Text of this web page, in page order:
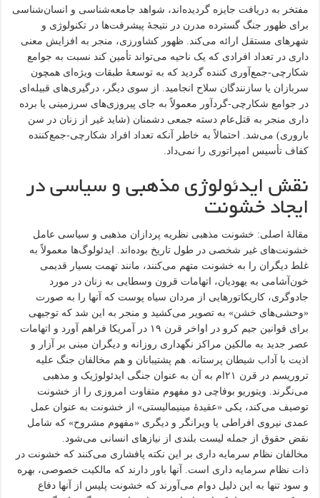
مفتخر به دریافت جایزه گردیده‌اند، شواهد جامعه‌شناسی و انسان‌شناسی
برای ظهور جنگ گسترده مدرن در نتیجهٔ پیشرفت‌ها در تکنولوژی و
شهرهای مستقل ارائه می‌کند. ظهور کشاورزی، منجر به افزایش معنی
داری در تعداد افرادی که یک ناحیه می‌تواند تأمین کند نسبت به جوامع
شکارچی-جمع‌آوری کننده گردید که به توسعهٔ طبقات ویژه‌ای همچون
سربازان یا سازنندگان سلاح انجامید. از سوی دیگر، درگیری‌های قبیله‌ای
در جوامع شکارچی-گردآور معمولاً به جای پیروزی‌های سرزمینی یا برده
داری منجر به قتل‌عام دسته جمعی دشمنان (شاید غیر از زنان در سن
باروری) می‌شد. احتمالاً به خاطر آنکه تعداد افراد شکارچی-جمع‌کننده
کفاف تأسیس امپراتوری را نمی‌داد.
نقش ایدئولوژی مذهبی و سیاسی در
ایجاد خشونت
مقالهٔ اصلی: خشونت مذهبی نظریه پردازان مذهبی و سیاسی عامل
خشونت‌های غیر شخصی در طول تاریخ بوده‌اند. ایدئولوگ‌ها معمولاً به
غلط دیگران را به خشونت متهم می‌کنند، مانند تهمت بسیار قدیمی
خون‌آشامی به یهودیان، اتهامات قرون وسطایی به زنان در مورد
جادوگری، کاریکاتورهایی از مردان سیاه پوست که آنها را به صورت
«وحشی‌های خشن» به تصویر می‌کشید و منجر به این شد که توجیهی
برای قوانین جیم کرو در اواخر قرن ۱۹ در آمریکا فراهم آورد و اتهامات
عصر جدید به مالکین مراکز نگهداری روزانه و دیگران مبنی بر آزار و
اذیت با آداب شیطان پرستانه. هم پشتیبانان و هم مخالفان جنگ علیه
تروریسم در قرن ۲۱ام به آن به عنوان جنگی ایدئولوژیک و مذهبی
می‌نگرند. ویتوریو بوفاچی دو مفهوم متفاوت امروزی را از خشونت
توصیف می‌کند، یکی «عقیدهٔ مینیمالیستی» از خشونت به عنوان عمل
عمدی نیروی افراطی یا ویرانگر و دیگری «مفهوم مشروح» که شامل
نقض حقوق از جمله لیست بلندی از نیازهای انسانی می‌شود.
مخالفان نظام سرمایه داری بر این نکته پافشاری می‌کنند که خشونت در
ذات نظام سرمایه داری است. آنها باور دارند که مالکیت خصوصی، بهره
و سود تنها به این دلیل دوام می‌آورند که خشونت پلیس از آنها دفاع